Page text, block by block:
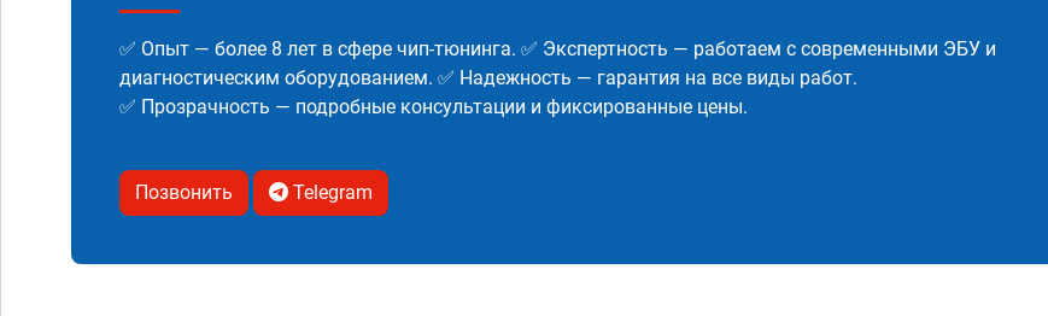
✅ Опыт — более 8 лет в сфере чип-тюнинга. ✅ Экспертность — работаем с современными ЭБУ и
диагностическим оборудованием. ✅ Надежность — гарантия на все виды работ.
✅ Прозрачность — подробные консультации и фиксированные цены.
Позвонить Telegram